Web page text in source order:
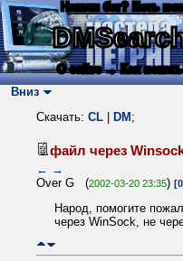
Нашли баг? Есть
О сайте → Как
Вниз
Скачать: CL DM ;
файл через
← →
Over G (2002-03-20 23:35)
Народ, помогите
через WinSock, не